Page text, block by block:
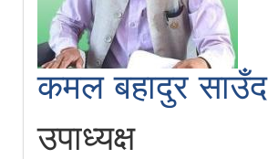
कमल बहादुर साउँद
उपाध्यक्ष